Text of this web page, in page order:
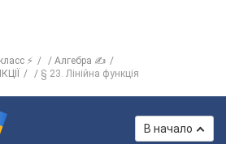
⚡
Алгебра ✍
§ 23. Лінійна функція
В начало